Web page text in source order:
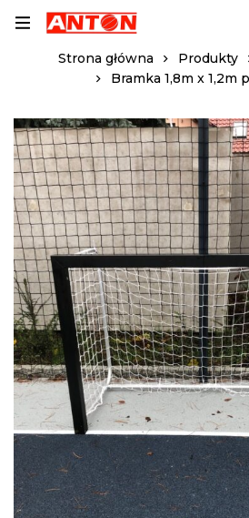
Strona główna Produkty
Bramka 1,8m x 1,2m